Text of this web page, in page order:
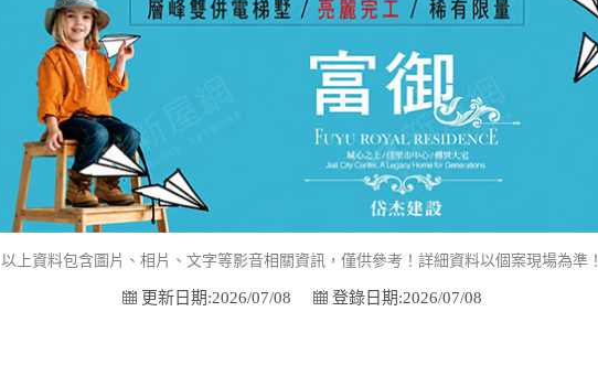
以上資料包含圖片、相片、文字等影音相關資訊，僅供參考！詳細資料以個案現場為準！
更新日期:2026/07/08 登錄日期:2026/07/08